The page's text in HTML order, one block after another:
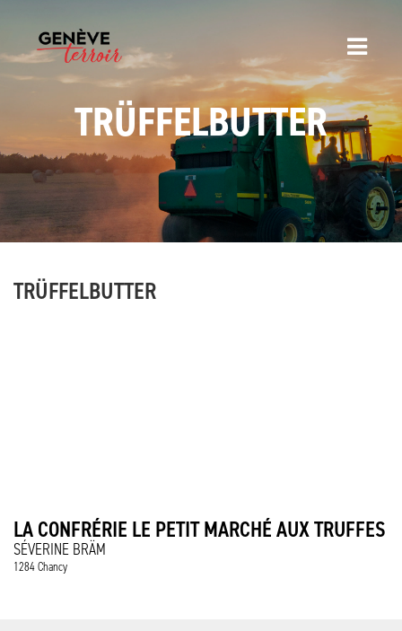
TRÜFFELBUTTER
TRÜFFELBUTTER
LA CONFRÉRIE LE PETIT MARCHÉ AUX TRUFFES
SÉVERINE BRÄM
1284 Chancy